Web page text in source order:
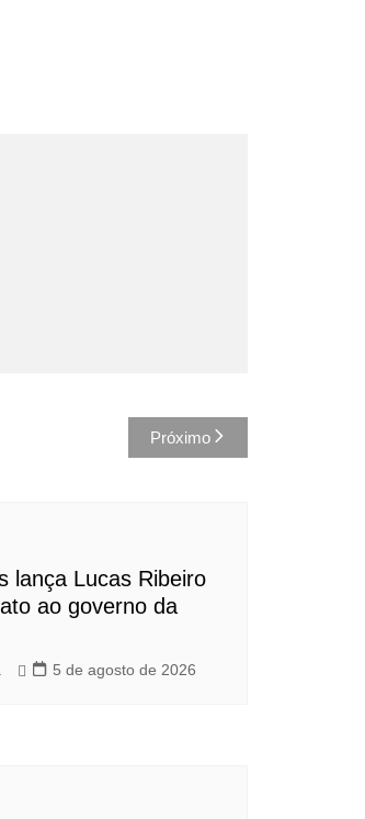
Próximo
lança Lucas Ribeiro
ao governo da
5 de agosto de 2026